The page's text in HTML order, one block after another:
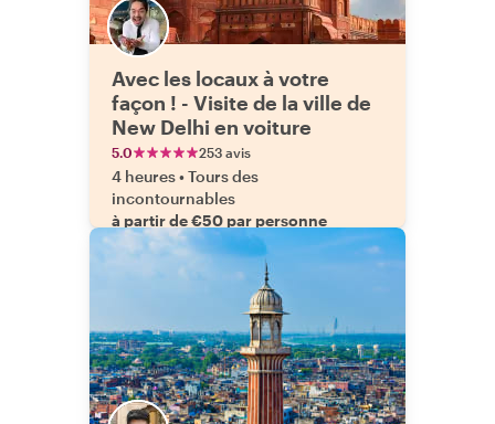
Avec les locaux à votre
façon ! - Visite de la ville de
New Delhi en voiture
5.0 253 avis
4 heures•Tours des
incontournables
à partir de €50 par personne